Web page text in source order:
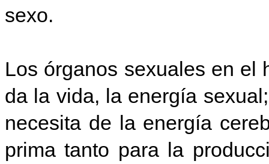
sexo.
Los órganos sexuales en el
da la vida, la energía
necesita de la energía
prima tanto para la